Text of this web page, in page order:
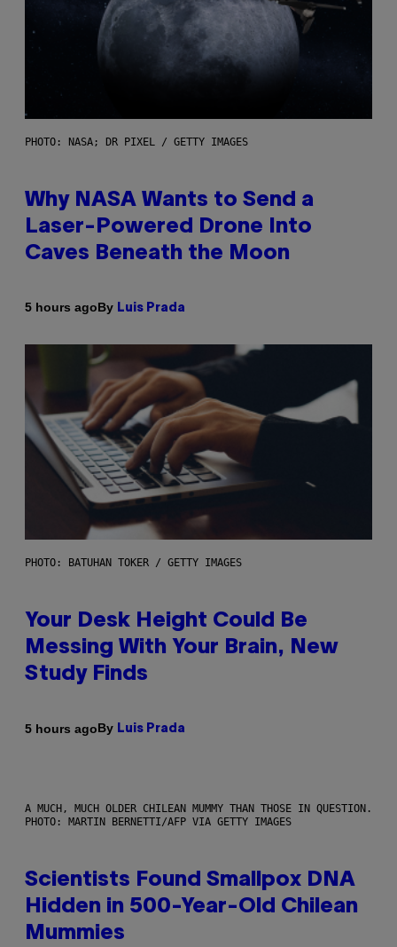
PHOTO: NASA; DR PIXEL / GETTY IMAGES
Why NASA Wants to Send a
Laser-Powered Drone Into
Caves Beneath the Moon
5 hours agoBy Luis Prada
PHOTO: BATUHAN TOKER / GETTY IMAGES
Your Desk Height Could Be
Messing With Your Brain, New
Study Finds
5 hours agoBy Luis Prada
A MUCH, MUCH OLDER CHILEAN MUMMY THAN THOSE IN QUESTION.
PHOTO: MARTIN BERNETTI/AFP VIA GETTY IMAGES
Scientists Found Smallpox DNA
Hidden in 500-Year-Old Chilean
Mummies